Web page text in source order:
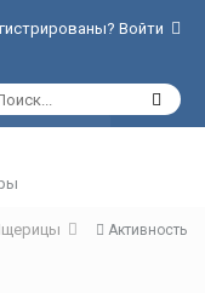
Войти
Активность